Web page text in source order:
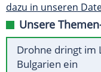
dazu in unseren
Unsere
Drohne dringt im
Bulgarien ein